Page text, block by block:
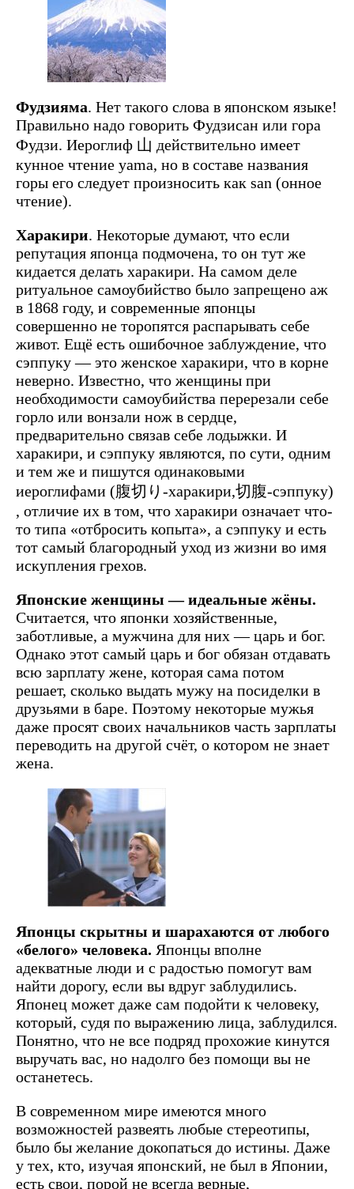
Фудзияма. Нет такого слова в японском языке!
Правильно надо говорить Фудзисан или гора
Фудзи. Иероглиф 山 действительно имеет
кунное чтение yama, но в составе названия
горы его следует произносить как san (онное
чтение).
Харакири. Некоторые думают, что если
репутация японца подмочена, то он тут же
кидается делать харакири. На самом деле
ритуальное самоубийство было запрещено аж
в 1868 году, и современные японцы
совершенно не торопятся распарывать себе
живот. Ещё есть ошибочное заблуждение, что
сэппуку — это женское харакири, что в корне
неверно. Известно, что женщины при
необходимости самоубийства перерезали себе
горло или вонзали нож в сердце,
предварительно связав себе лодыжки. И
харакири, и сэппуку являются, по сути, одним
и тем же и пишутся одинаковыми
иероглифами (腹切り-харакири,切腹-сэппуку)
, отличие их в том, что харакири означает что-
то типа «отбросить копыта», а сэппуку и есть
тот самый благородный уход из жизни во имя
искупления грехов.
Японские женщины — идеальные жёны.
Считается, что японки хозяйственные,
заботливые, а мужчина для них — царь и бог.
Однако этот самый царь и бог обязан отдавать
всю зарплату жене, которая сама потом
решает, сколько выдать мужу на посиделки в
друзьями в баре. Поэтому некоторые мужья
даже просят своих начальников часть зарплаты
переводить на другой счёт, о котором не знает
жена.
Японцы скрытны и шарахаются от любого
«белого» человека. Японцы вполне
адекватные люди и с радостью помогут вам
найти дорогу, если вы вдруг заблудились.
Японец может даже сам подойти к человеку,
который, судя по выражению лица, заблудился.
Понятно, что не все подряд прохожие кинутся
выручать вас, но надолго без помощи вы не
останетесь.
В современном мире имеются много
возможностей развеять любые стереотипы,
было бы желание докопаться до истины. Даже
у тех, кто, изучая японский, не был в Японии,
есть свои, порой не всегда верные,